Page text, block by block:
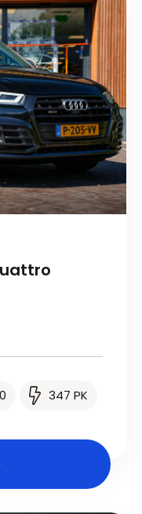
347 PK